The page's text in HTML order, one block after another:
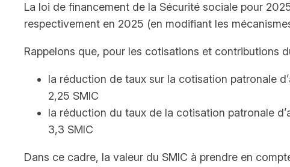
La loi de financement de la Sécurité sociale pour
respectivement en 2025 (en modifiant les
Rappelons que, pour les cotisations et contributions
la réduction de taux sur la cotisation patronale
2,25 SMIC
la réduction du taux de la cotisation patronale
3,3 SMIC
Dans ce cadre, la valeur du SMIC à prendre en